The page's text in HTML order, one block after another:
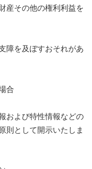
産その他の権利利益を
障を及ぼすおそれがあ
合
および特性情報などの
則として開示いたしま